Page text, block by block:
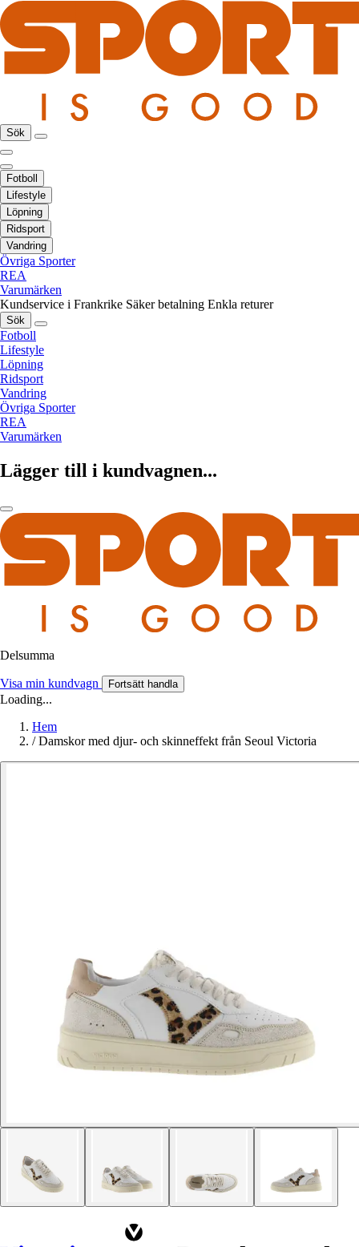
Sök
Fotboll
Lifestyle
Löpning
Ridsport
Vandring
Övriga Sporter
REA
Varumärken
Kundservice i Frankrike Säker betalning Enkla returer
Sök
Fotboll
Lifestyle
Löpning
Ridsport
Vandring
Övriga Sporter
REA
Varumärken
Lägger till i kundvagnen...
Delsumma
Visa min kundvagn Fortsätt handla
Loading...
Hem
/ Damskor med djur- och skinneffekt från Seoul Victoria